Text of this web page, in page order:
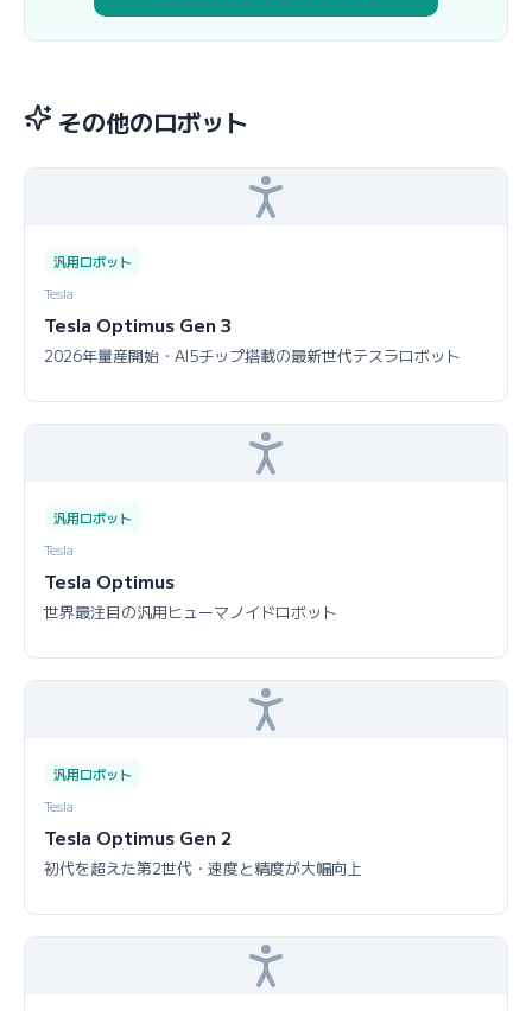
その他のロボット
汎用ロボット
Tesla
Tesla Optimus Gen 3
2026年量産開始・AI5チップ搭載の最新世代テスラロボット
汎用ロボット
Tesla
Tesla Optimus
世界最注目の汎用ヒューマノイドロボット
汎用ロボット
Tesla
Tesla Optimus Gen 2
初代を超えた第2世代・速度と精度が大幅向上